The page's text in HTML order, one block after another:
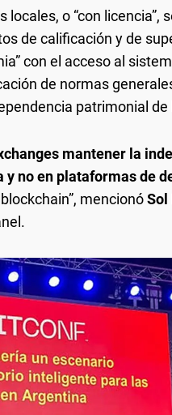
o “con licencia”,
de calificación y de
con el acceso al
de normas
patrimonial de
mantener la
no en plataformas de
mencionóSol